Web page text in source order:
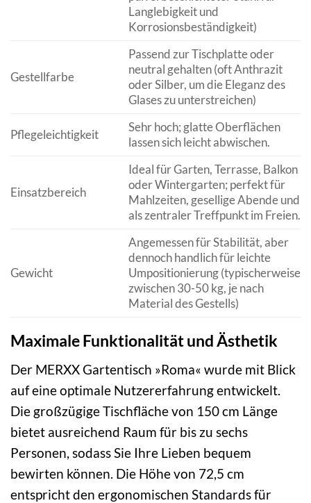
Langlebigkeit und
Korrosionsbeständigkeit)
Gestellfarbe
Passend zur Tischplatte oder
neutral gehalten (oft Anthrazit
oder Silber, um die Eleganz des
Glases zu unterstreichen)
Pflegeleichtigkeit
Sehr hoch; glatte Oberflächen
lassen sich leicht abwischen.
Einsatzbereich
Ideal für Garten, Terrasse, Balkon
oder Wintergarten; perfekt für
Mahlzeiten, gesellige Abende und
als zentraler Treffpunkt im Freien.
Gewicht
Angemessen für Stabilität, aber
dennoch handlich für leichte
Umpositionierung (typischerweise
zwischen 30-50 kg, je nach
Material des Gestells)
Maximale Funktionalität und Ästhetik
Der MERXX Gartentisch »Roma« wurde mit Blick
auf eine optimale Nutzererfahrung entwickelt.
Die großzügige Tischfläche von 150 cm Länge
bietet ausreichend Raum für bis zu sechs
Personen, sodass Sie Ihre Lieben bequem
bewirten können. Die Höhe von 72,5 cm
entspricht den ergonomischen Standards für